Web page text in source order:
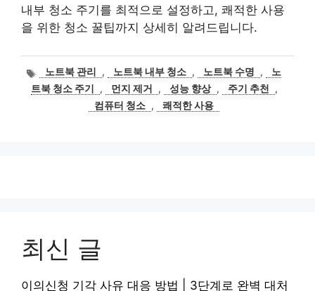
내부 청소 주기를 최적으로 설정하고, 쾌적한 사용
을 위한 청소 꿀팁까지 상세히 알려드립니다.
태
그
노트북 관리 , 노트북 내부 청소 , 노트북 수명 ,
노
트북 청소 주기
, 먼지 제거 , 성능 향상 , 주기 추천
,
컴퓨터 청소 , 쾌적한 사용
최신 글
이의신청 기각 사유 대응 방법 | 3단계로 완벽 대처